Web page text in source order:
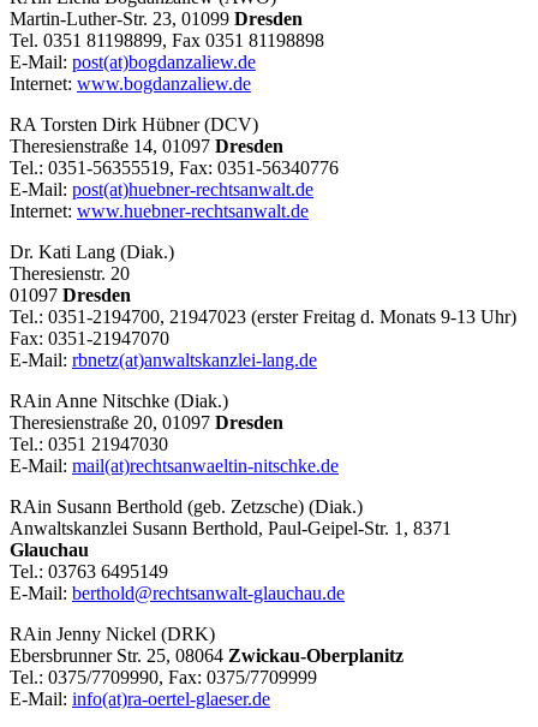
Martin-Luther-Str. 23, 01099 Dresden
Tel. 0351 81198899, Fax 0351 81198898
E-Mail: post(at)bogdanzaliew.de
Internet: www.bogdanzaliew.de
RA Torsten Dirk Hübner (DCV)
Theresienstraße 14, 01097 Dresden
Tel.: 0351-56355519, Fax: 0351-56340776
E-Mail: post(at)huebner-rechtsanwalt.de
Internet: www.huebner-rechtsanwalt.de
Dr. Kati Lang (Diak.)
Theresienstr. 20
01097 Dresden
Tel.: 0351-2194700, 21947023 (erster Freitag d. Monats 9-13 Uhr)
Fax: 0351-21947070
E-Mail: rbnetz(at)anwaltskanzlei-lang.de
RAin Anne Nitschke (Diak.)
Theresienstraße 20, 01097 Dresden
Tel.: 0351 21947030
E-Mail: mail(at)rechtsanwaeltin-nitschke.de
RAin Susann Berthold (geb. Zetzsche) (Diak.)
Anwaltskanzlei Susann Berthold, Paul-Geipel-Str. 1, 8371
Glauchau
Tel.: 03763 6495149
E-Mail: berthold@rechtsanwalt-glauchau.de
RAin Jenny Nickel (DRK)
Ebersbrunner Str. 25, 08064 Zwickau-Oberplanitz
Tel.: 0375/7709990, Fax: 0375/7709999
E-Mail: info(at)ra-oertel-glaeser.de